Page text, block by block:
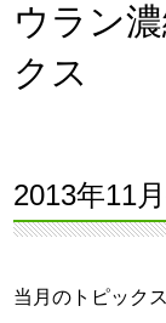
ウラン
クス
2013年11
当月のトピック